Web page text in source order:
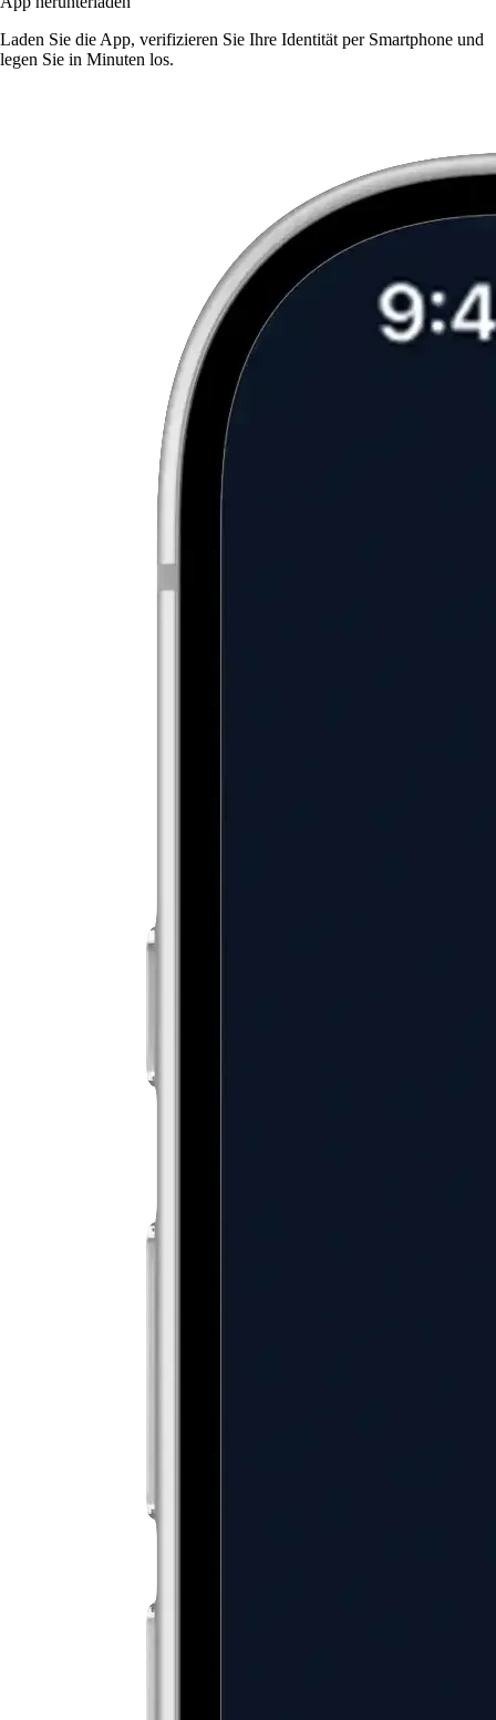
Laden Sie die App, verifizieren Sie Ihre Identität per Smartphone und
legen Sie in Minuten los.